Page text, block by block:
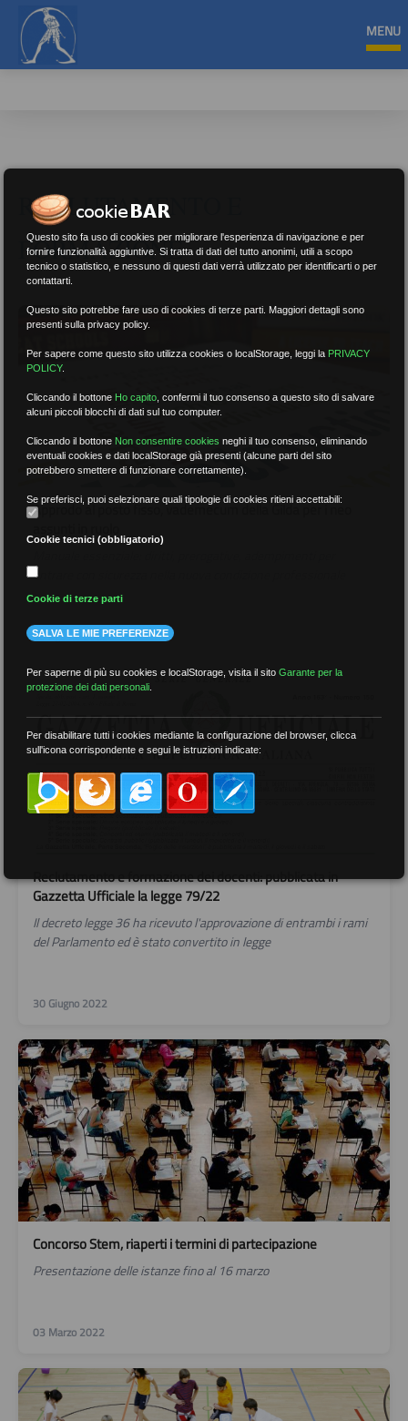
MENU
RECLUTAMENTO E
FORMAZIONE
Approdo al posto fisso, vademecum della Gilda per i neo
entrare con sicurezza nella nuova condizione professionale
10 Agosto 2022
Reclutamento e formazione dei docenti: pubblicata in
Gazzetta Ufficiale la legge 79/22
Il decreto legge 36 ha ricevuto l'approvazione di entrambi i rami
del Parlamento ed è stato convertito in legge
30 Giugno 2022
Concorso Stem, riaperti i termini di partecipazione
Presentazione delle istanze fino al 16 marzo
03 Marzo 2022
Questo sito fa uso di cookies per migliorare l'esperienza di navigazione e per
fornire funzionalità aggiuntive. Si tratta di dati del tutto anonimi, utili a scopo
tecnico o statistico, e nessuno di questi dati verrà utilizzato per identificarti o per
contattarti.
Questo sito potrebbe fare uso di cookies di terze parti. Maggiori dettagli sono
presenti sulla privacy policy.
Per sapere come questo sito utilizza cookies o localStorage, leggi la PRIVACY
POLICY.
Cliccando il bottone Ho capito ,confermi il tuo consenso a questo sito di salvare
alcuni piccoli blocchi di dati sul tuo computer.
Cliccando il bottone Non consentire cookies neghi il tuo consenso, eliminando
eventuali cookies e dati localStorage già presenti (alcune parti del sito
potrebbero smettere di funzionare correttamente).
Se preferisci, puoi selezionare quali tipologie di cookies ritieni accettabili:
Cookie tecnici (obbligatorio)
Cookie di terze parti
SALVA LE MIE PREFERENZE
Per saperne di più su cookies e localStorage, visita il sitoGarante per la
protezione dei dati personali
Per disabilitare tutti i cookies mediante la configurazione del browser, clicca
sull'icona corrispondente e segui le istruzioni indicate: